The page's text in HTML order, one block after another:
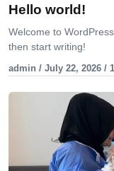
Hello world!
Welcome to
then start writing!
admin / July 22, 2026 /